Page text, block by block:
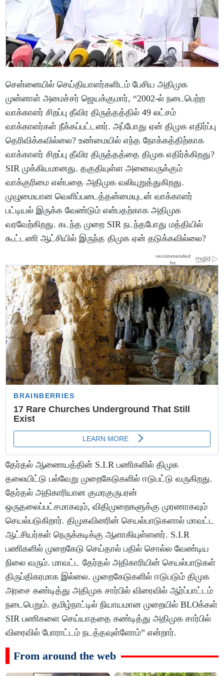
சென்னையில் செய்தியாளர்களிடம் பேசிய அதிமுக
முன்னாள் அமைச்சர் ஜெயக்குமார், “2002-ல் நடைபெற்ற
வாக்காளர் சிறப்பு தீவிர திருத்தத்தில் 49 லட்சம்
வாக்காளர்கள் நீக்கப்பட்டனர். அப்போது ஏன் திமுக எதிர்ப்பு
தெரிவிக்கவில்லை? உண்மையில் எந்த நோக்கத்திற்காக
வாக்காளர் சிறப்பு தீவிர திருத்தத்தை திமுக எதிர்க்கிறது?
SIR முக்கியமானது. தகுதியுள்ள அனைவருக்கும்
வாக்குரிமை என்பதை அதிமுக வலியுறுத்துகிறது.
முழுமையான வெளிப்படைத்தன்மையுடன் வாக்காளர்
பட்டியல் இருக்க வேண்டும் என்பதற்காக அதிமுக
வரவேற்கிறது. கடந்த முறை SIR நடந்தபோது மத்தியில்
கூட்டணி ஆட்சியில் இருந்த திமுக ஏன் தடுக்கவில்லை?
தேர்தல் ஆணையத்தின் S.I.R பணிகளில் திமுக
தலையிட்டு பல்வேறு முறைகேடுகளில் ஈடுபட்டு வருகிறது.
தேர்தல் அதிகாரியான குமரகுருபரன்
ஒருதலைப்பட்சமாகவும், விதிமுறைகளுக்கு முரணாகவும்
செயல்படுகிறார். திமுகவினரின் செயல்பாடுகளால் மாவட்ட
ஆட்சியர்கள் நெருக்கடிக்கு ஆளாகியுள்ளனர். S.I.R
பணிகளில் முறைகேடு செய்தால் பதில் சொல்ல வேண்டிய
நிலை வரும். மாவட்ட தேர்தல் அதிகாரியின் செயல்பாடுகள்
திருப்திகரமாக இல்லை. முறைகேடுகளில் ஈடுபடும் திமுக
அரசை கண்டித்து அதிமுக சார்பில் விரைவில் ஆர்ப்பாட்டம்
நடைபெறும். தமிழ்நாட்டில் நியாயமான முறையில் BLOக்கள்
SIR பணிகளை செய்யாததை கண்டித்து அதிமுக சார்பில்
விரைவில் போராட்டம் நடத்தவுள்ளோம்” என்றார்.
From around the web